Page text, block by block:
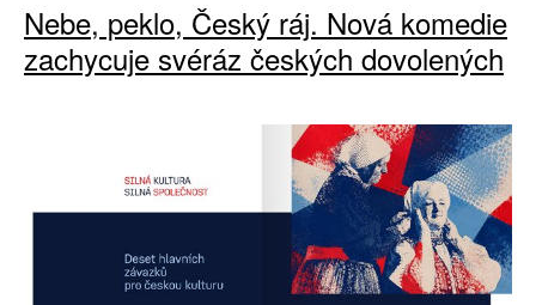
Nebe, peklo, Český ráj. Nová komedie
zachycuje svéráz českých dovolených